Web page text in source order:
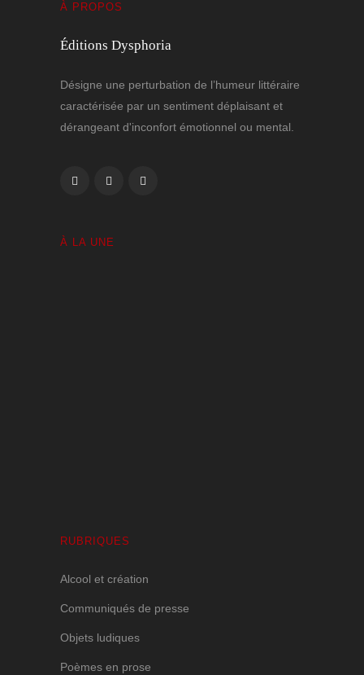
À PROPOS
Éditions Dysphoria
Désigne une perturbation de l’humeur littéraire
caractérisée par un sentiment déplaisant et
dérangeant d'inconfort émotionnel ou mental.
À LA UNE
RUBRIQUES
Alcool et création
Communiqués de presse
Objets ludiques
Poèmes en prose